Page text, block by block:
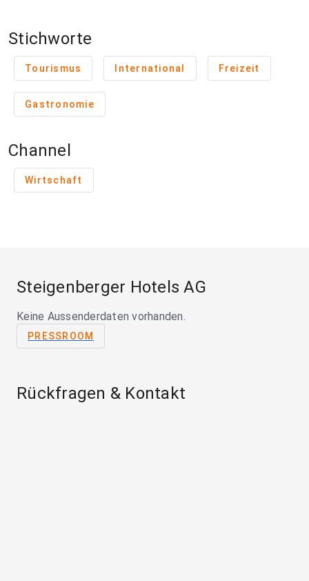
Stichworte
Tourismus International Freizeit
Gastronomie
Channel
Wirtschaft
Steigenberger Hotels AG
Keine Aussenderdaten vorhanden.
PRESSROOM
Rückfragen & Kontakt